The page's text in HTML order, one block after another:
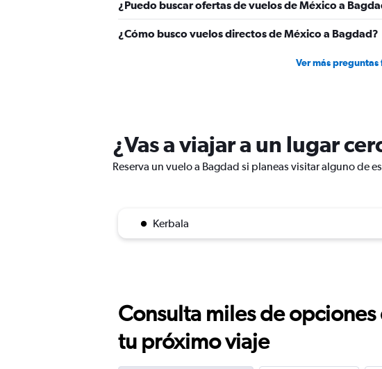
¿Puedo buscar ofertas de vuelos de México a
¿Cómo busco vuelos directos de México a Bagdad?
Ver más preguntas
¿Vas a viajar a un lugar
Reserva un vuelo a Bagdad si planeas visitar alguno de
Kerbala
Consulta miles de
tu próximo viaje